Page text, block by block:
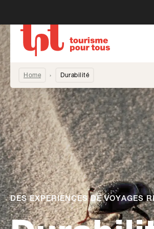
Home Durabilité
DES EXPÉRIENCES DE VOYAGES